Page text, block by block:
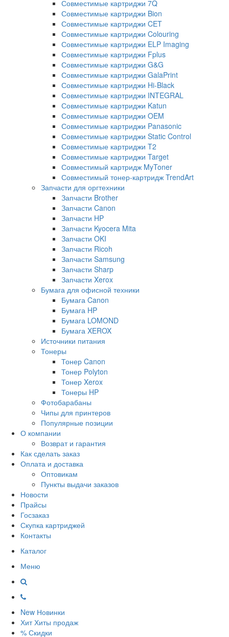
Совместимые картриджи 7Q
Совместимые картриджи Bion
Совместимые картриджи CET
Совместимые картриджи Colouring
Совместимые картриджи ELP Imaging
Совместимые картриджи Fplus
Совместимые картриджи G&G
Совместимые картриджи GalaPrint
Совместимые картриджи Hi-Black
Совместимые картриджи INTEGRAL
Совместимые картриджи Katun
Совместимые картриджи OEM
Совместимые картриджи Panasonic
Совместимые картриджи Static Control
Совместимые картриджи T2
Совместимые картриджи Target
Совместимый картридж MyToner
Совместимый тонер-картридж TrendArt
Запчасти для оргтехники
Запчасти Brother
Запчасти Canon
Запчасти HP
Запчасти Kyocera Mita
Запчасти OKI
Запчасти Ricoh
Запчасти Samsung
Запчасти Sharp
Запчасти Xerox
Бумага для офисной техники
Бумага Canon
Бумага HP
Бумага LOMOND
Бумага XEROX
Источники питания
Тонеры
Тонер Canon
Тонер Polyton
Тонер Xerox
Тонеры HP
Фотобарабаны
Чипы для принтеров
Популярные позиции
О компании
Возврат и гарантия
Как сделать заказ
Оплата и доставка
Оптовикам
Пункты выдачи заказов
Новости
Прайсы
Госзаказ
Скупка картриджей
Контакты
Каталог
Меню
New Новинки
Хит Хиты продаж
% Скидки